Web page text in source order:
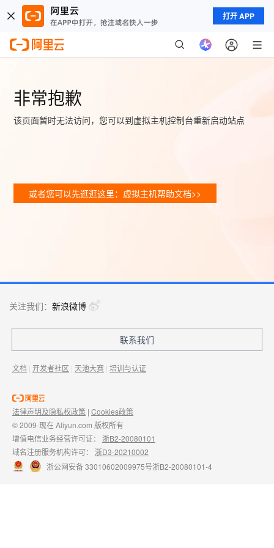
打开 APP
非常抱歉
该页面暂时无法访问，您可以到虚拟主机控制台重新启动站点
或者您可以先逛逛这里：虚拟主机帮助文档>>